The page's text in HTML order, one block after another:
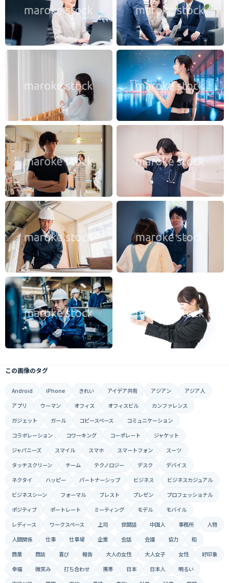
この画像のタグ
Android iPhone きれい アイデア共有 アジアン
アジア人
アプリ
ウーマン オフィス オフィスビル
カンファレンス
ガジェット
ガール コピースペース
コミュニケーション
コラボレーション
コワーキング コーポレート
ジャケット
ジャパニーズ
スマイル スマホ スマートフォン
スーツ
タッチスクリーン
チーム テクノロジー デスク
デバイス
ネクタイ
ハッピー パートナーシップ ビジネス
ビジネスカジュアル
ビジネスシーン
フォーマル ブレスト プレゼン
プロフェッショナル
ポジティブ
ポートレート ミーティング モデル
モバイル
レディース
ワークスペース 上司 世間話 中国人 事務所
人物
人間関係
仕事 仕事場 企業 会話 会議 協力
和
商業
商談 喜び 報告 大人の女性 大人女子 女性
好印象
幸福
微笑み 打ち合わせ 携帯 日本 日本人
明るい